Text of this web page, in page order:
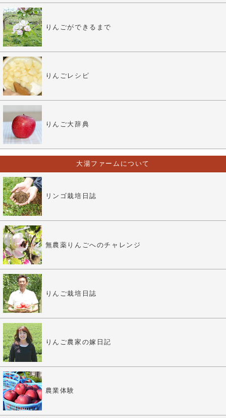
りんごができるまで
りんごレシピ
りんご大辞典
大湯ファームについて
リンゴ栽培日誌
無農薬りんごへのチャレンジ
りんご栽培日誌
りんご農家の嫁日記
農業体験